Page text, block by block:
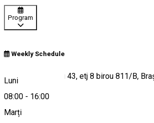
Program
Weekly Schedule
Luni
08:00 - 16:00
Marți
Strada Iuliu Maniu 43, etj 8 birou 811/B,
Hartă